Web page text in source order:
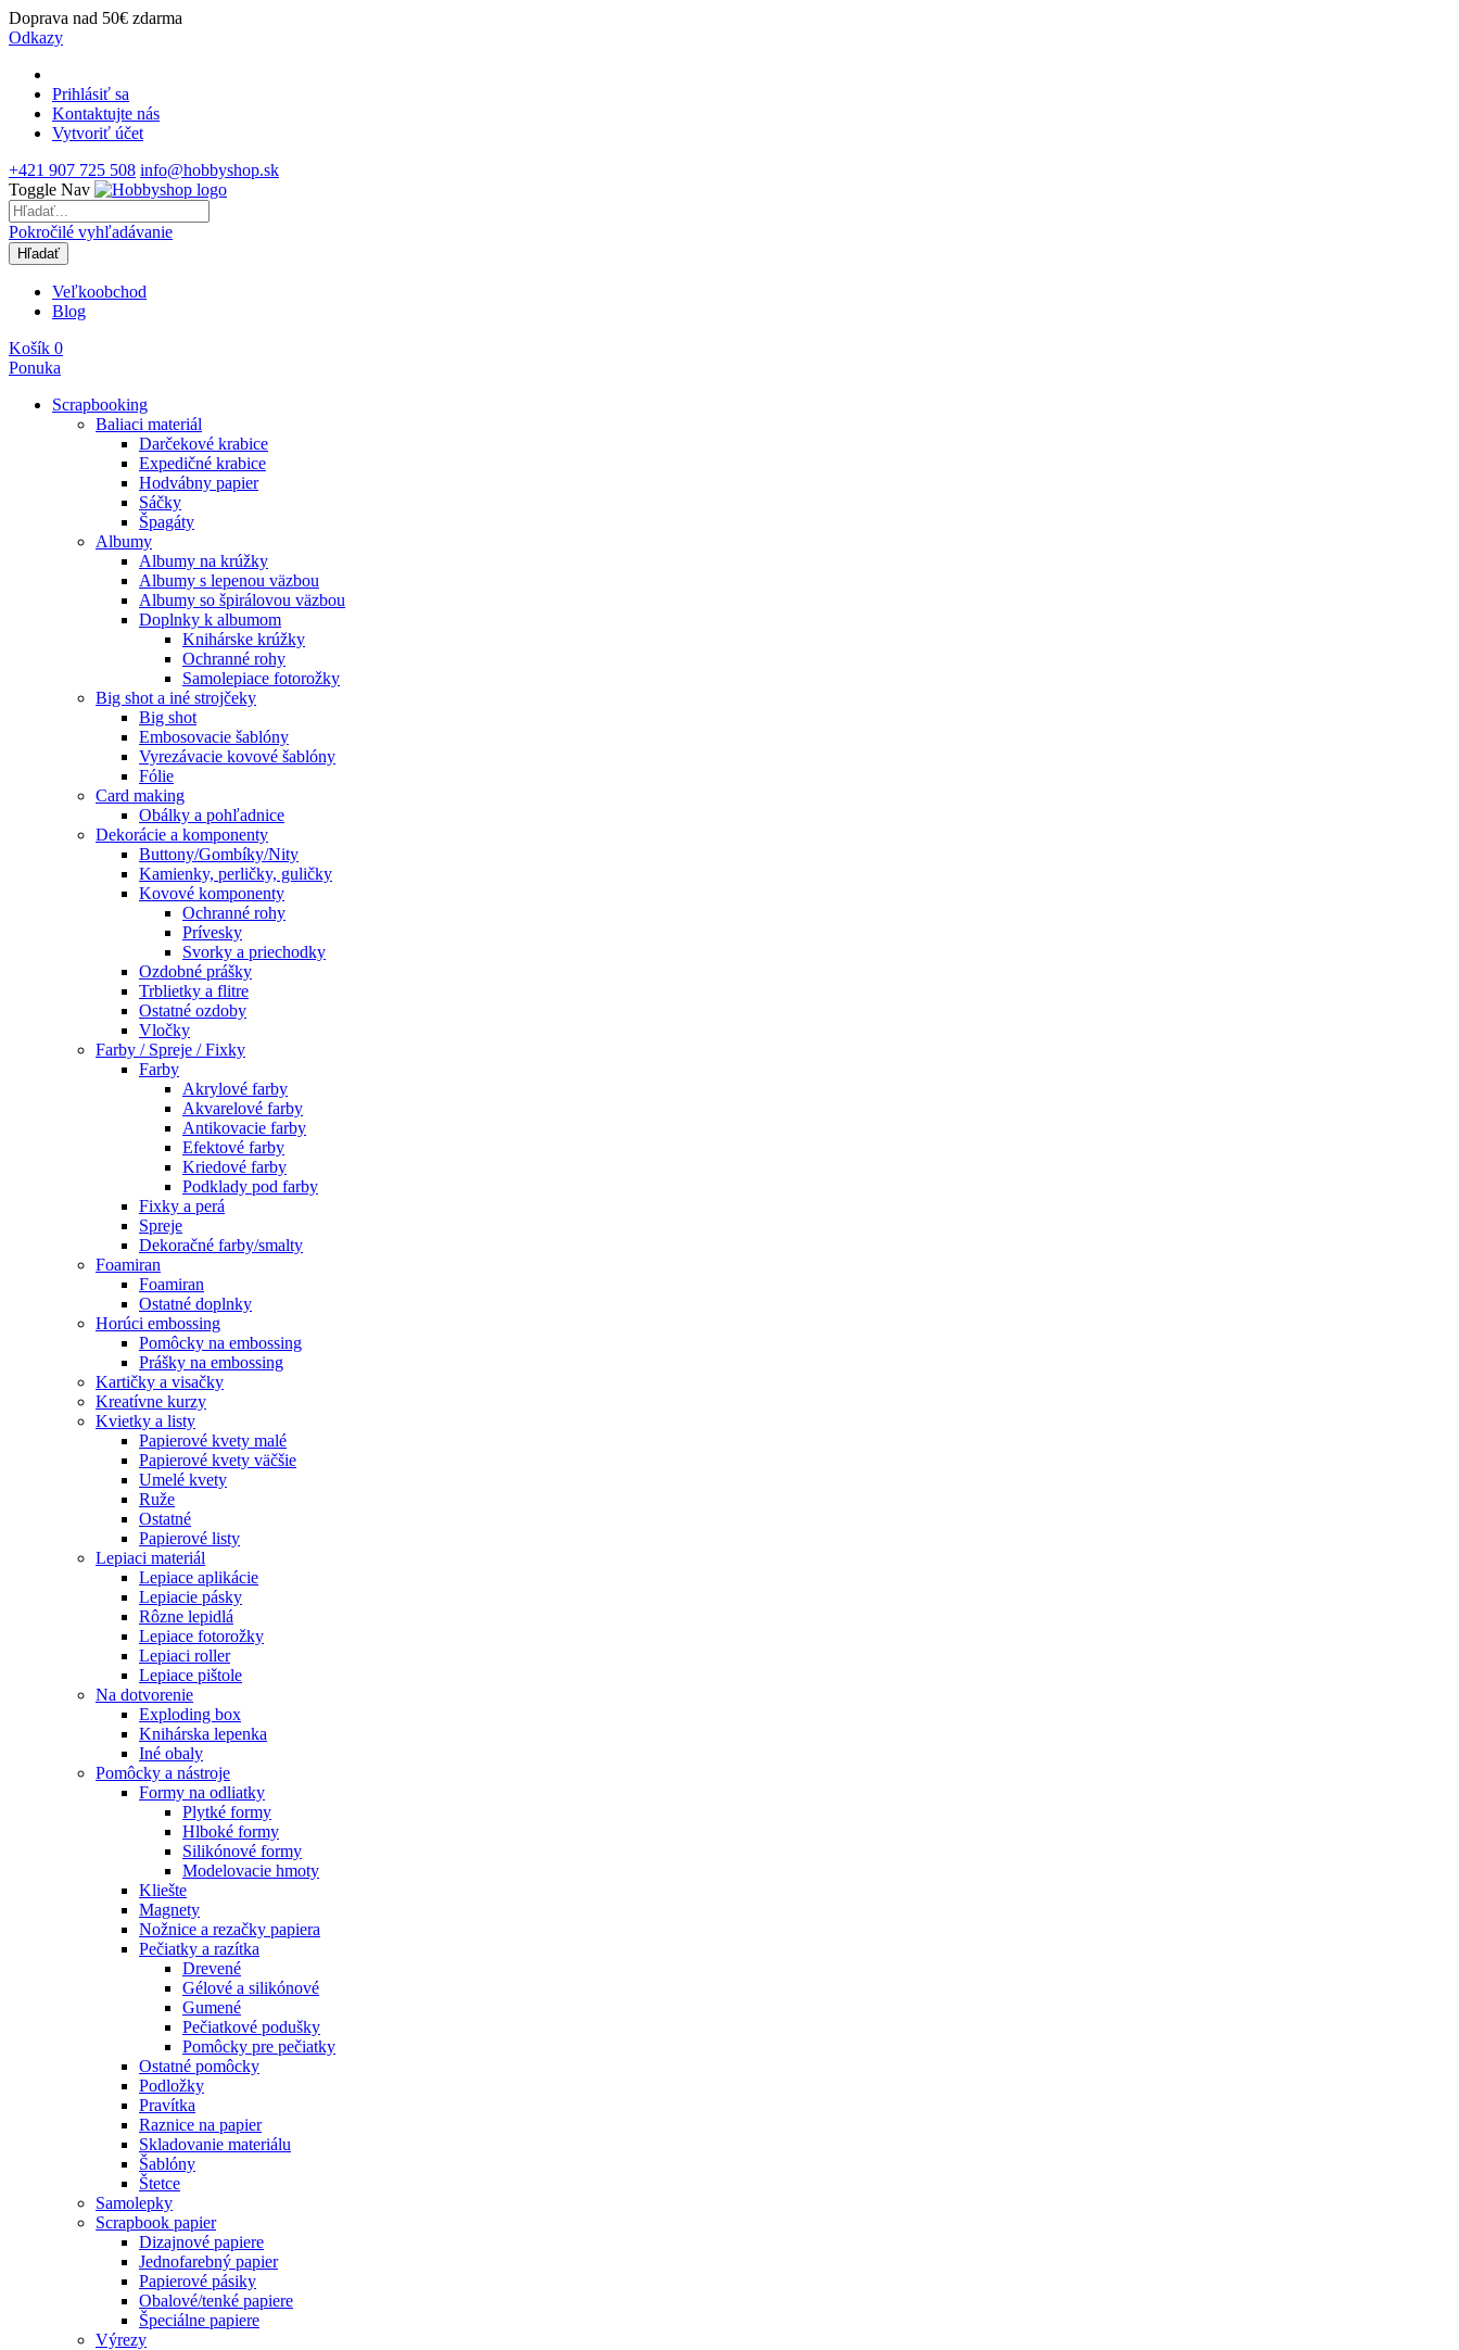
Doprava nad 50€ zdarma
Odkazy
Prihlásiť sa
Kontaktujte nás
Vytvoriť účet
+421 907 725 508 info@hobbyshop.sk
Toggle Nav
Pokročilé vyhľadávanie
Hľadať
Veľkoobchod
Blog
Košík 0
Ponuka
Scrapbooking
Baliaci materiál
Darčekové krabice
Expedičné krabice
Hodvábny papier
Sáčky
Špagáty
Albumy
Albumy na krúžky
Albumy s lepenou väzbou
Albumy so špirálovou väzbou
Doplnky k albumom
Knihárske krúžky
Ochranné rohy
Samolepiace fotorožky
Big shot a iné strojčeky
Big shot
Embosovacie šablóny
Vyrezávacie kovové šablóny
Fólie
Card making
Obálky a pohľadnice
Dekorácie a komponenty
Buttony/Gombíky/Nity
Kamienky, perličky, guličky
Kovové komponenty
Ochranné rohy
Prívesky
Svorky a priechodky
Ozdobné prášky
Trblietky a flitre
Ostatné ozdoby
Vločky
Farby / Spreje / Fixky
Farby
Akrylové farby
Akvarelové farby
Antikovacie farby
Efektové farby
Kriedové farby
Podklady pod farby
Fixky a perá
Spreje
Dekoračné farby/smalty
Foamiran
Foamiran
Ostatné doplnky
Horúci embossing
Pomôcky na embossing
Prášky na embossing
Kartičky a visačky
Kreatívne kurzy
Kvietky a listy
Papierové kvety malé
Papierové kvety väčšie
Umelé kvety
Ruže
Ostatné
Papierové listy
Lepiaci materiál
Lepiace aplikácie
Lepiacie pásky
Rôzne lepidlá
Lepiace fotorožky
Lepiaci roller
Lepiace pištole
Na dotvorenie
Exploding box
Knihárska lepenka
Iné obaly
Pomôcky a nástroje
Formy na odliatky
Plytké formy
Hlboké formy
Silikónové formy
Modelovacie hmoty
Kliešte
Magnety
Nožnice a rezačky papiera
Pečiatky a razítka
Drevené
Gélové a silikónové
Gumené
Pečiatkové podušky
Pomôcky pre pečiatky
Ostatné pomôcky
Podložky
Pravítka
Raznice na papier
Skladovanie materiálu
Šablóny
Štetce
Samolepky
Scrapbook papier
Dizajnové papiere
Jednofarebný papier
Papierové pásiky
Obalové/tenké papiere
Špeciálne papiere
Výrezy